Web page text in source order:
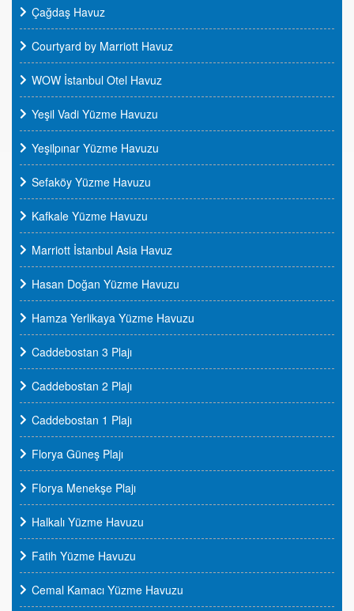
Çağdaş Havuz
Courtyard by Marriott Havuz
WOW İstanbul Otel Havuz
Yeşil Vadi Yüzme Havuzu
Yeşilpınar Yüzme Havuzu
Sefaköy Yüzme Havuzu
Kafkale Yüzme Havuzu
Marriott İstanbul Asia Havuz
Hasan Doğan Yüzme Havuzu
Hamza Yerlikaya Yüzme Havuzu
Caddebostan 3 Plajı
Caddebostan 2 Plajı
Caddebostan 1 Plajı
Florya Güneş Plajı
Florya Menekşe Plajı
Halkalı Yüzme Havuzu
Fatih Yüzme Havuzu
Cemal Kamacı Yüzme Havuzu